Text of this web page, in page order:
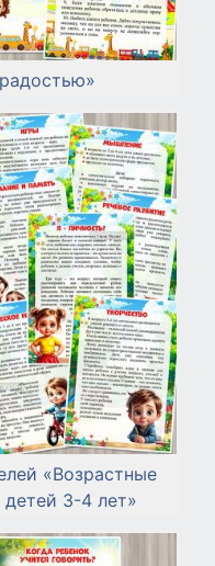
«Возрастные
детей 3-4 лет»